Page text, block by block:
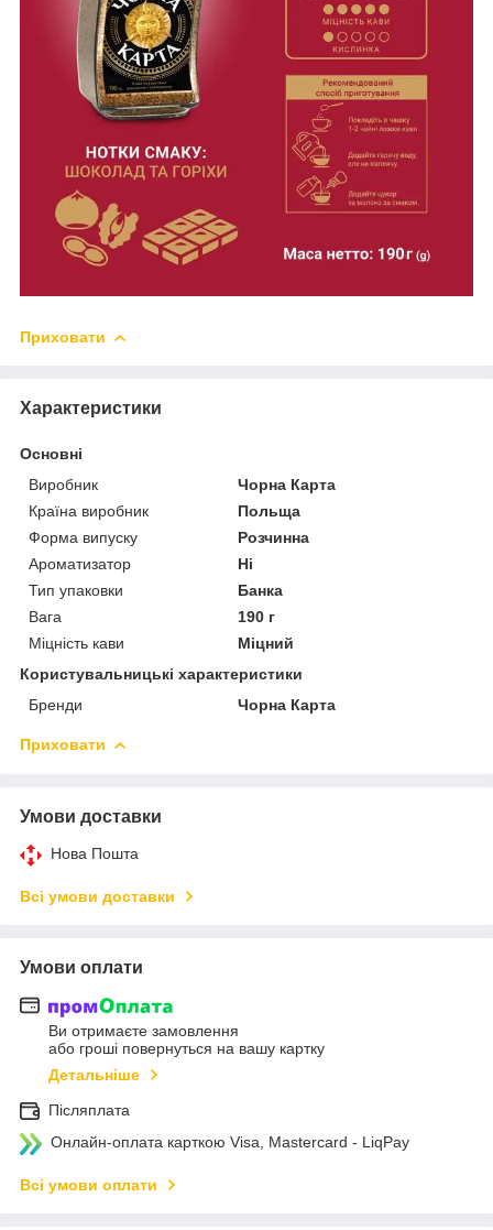
Приховати
Характеристики
Основні
Виробник
Чорна Карта
Країна виробник
Польща
Форма випуску
Розчинна
Ароматизатор
Ні
Тип упаковки
Банка
Вага
190 г
Міцність кави
Міцний
Користувальницькі характеристики
Бренди
Чорна Карта
Приховати
Умови доставки
Нова Пошта
Всі умови доставки
Умови оплати
Ви отримаєте замовлення
або гроші повернуться на вашу картку
Детальніше
Післяплата
Онлайн-оплата карткою Visa, Mastercard - LiqPay
Всі умови оплати